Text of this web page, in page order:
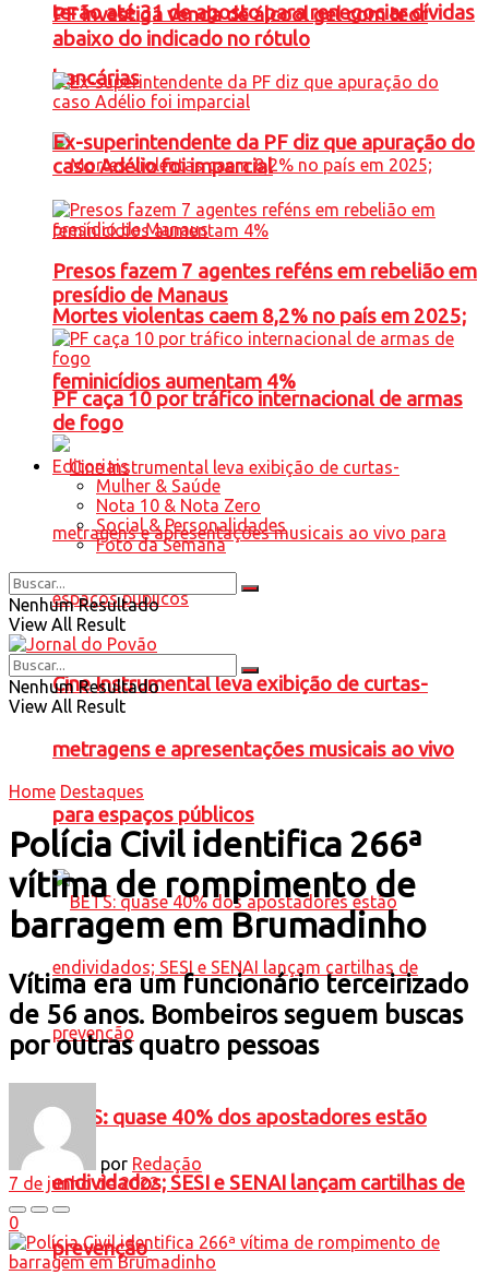
terão até 31 de agosto para renegociar dívidas
bancárias
Mortes violentas caem 8,2% no país em 2025;
feminicídios aumentam 4%
Cine Instrumental leva exibição de curtas-
metragens e apresentações musicais ao vivo
para espaços públicos
BETS: quase 40% dos apostadores estão
endividados; SESI e SENAI lançam cartilhas de
prevenção
PF investiga venda de álcool gel com teor
abaixo do indicado no rótulo
Ex-superintendente da PF diz que apuração do
caso Adélio foi imparcial
Presos fazem 7 agentes reféns em rebelião em
presídio de Manaus
PF caça 10 por tráfico internacional de armas
de fogo
Editoriais
Mulher & Saúde
Nota 10 & Nota Zero
Social & Personalidades
Foto da Semana
Nenhum Resultado
View All Result
Nenhum Resultado
View All Result
Home Destaques
Polícia Civil identifica 266ª
vítima de rompimento de
barragem em Brumadinho
Vítima era um funcionário terceirizado
de 56 anos. Bombeiros seguem buscas
por outras quatro pessoas
por Redação
7 de junho de 2022
0